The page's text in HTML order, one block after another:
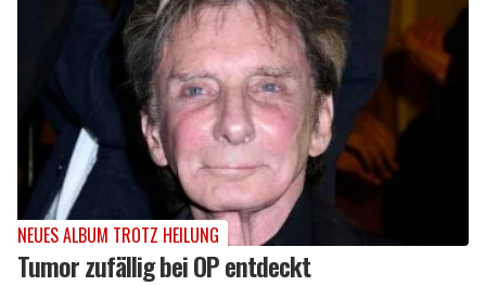
NEUES ALBUM TROTZ HEILUNG
Tumor zufällig bei OP entdeckt